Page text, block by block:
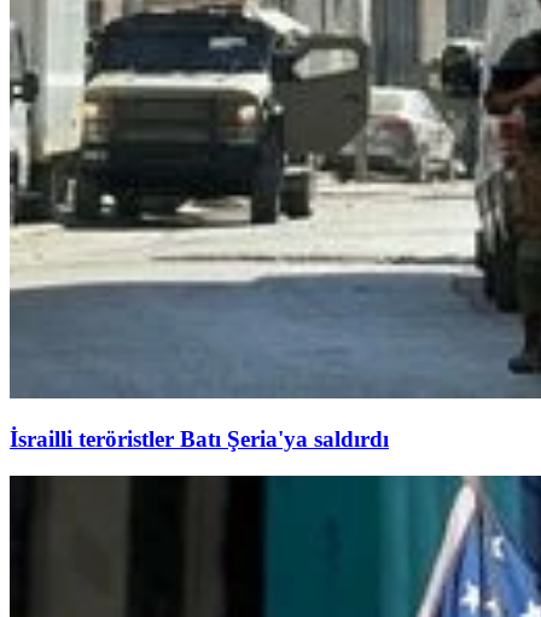
İsrailli teröristler Batı Şeria'ya saldırdı